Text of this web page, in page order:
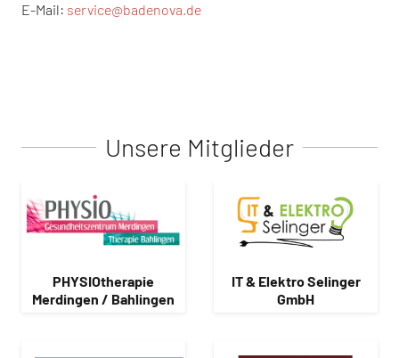
E-Mail: service@badenova.de
Unsere Mitglieder
PHYSIOtherapie
Merdingen / Bahlingen
IT & Elektro Selinger
GmbH